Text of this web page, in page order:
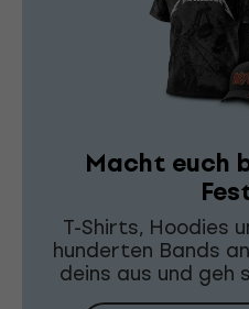
Macht euch
T-Shirts, Hoodies
hunderten Bands
deins aus und geh